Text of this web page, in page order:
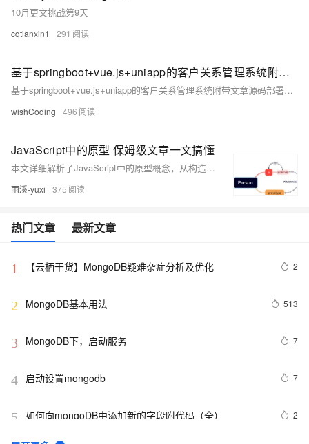
10月更文挑战第9天
cqtianxin1 291
基于springboot+vue.js+uniapp的客户关系管理系统附带文章源码部署视频讲解等
基于springboot+vue.js+uniapp的客户关系管理系统附带文章源码部署视频讲解等
wishCoding 496
JavaScript中的原型 保姆级文章一文搞懂
本文详细解析了JavaScript中的原型概念，从构造函数、原型对象、`__proto__`属性、`constructor`属性到原型链，层层递进地解释了JavaScript如何通过原型实现继承机制。适合初学者深入理解JS面向对象编程的核心原理。
雨溪-yuxi 375
热门文章 最新文章
1 【云栖干货】MongoDB疑难杂症分析及优化 2
2 MongoDB基本用法 513
3 MongoDB下，启动服务 7
4 启动设置mongodb 7
5 如何向mongoDB中添加新的字段附代码（全） 2